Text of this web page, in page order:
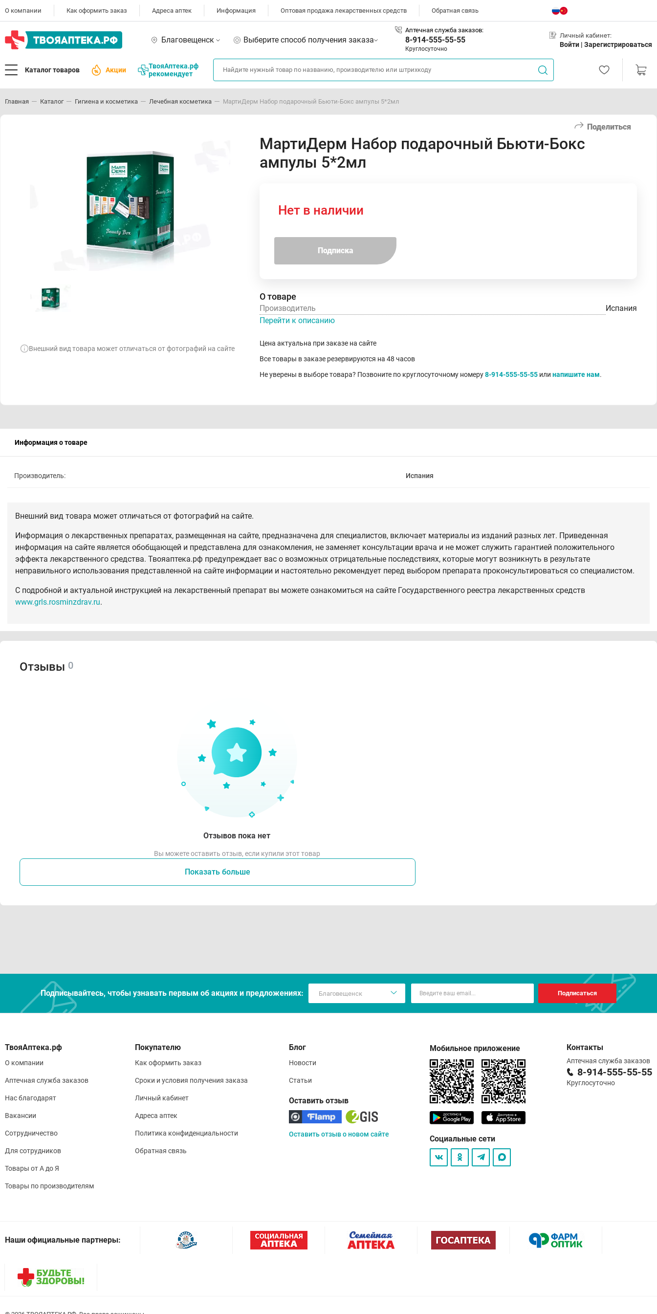
О компании Как оформить заказ Адреса аптек Информация Оптовая продажа лекарственных средств Обратная связь
Благовещенск Выберите способ получения заказа
Аптечная служба заказов:
8-914-555-55-55
Круглосуточно
Личный кабинет:
Войти | Зарегистрироваться
Каталог товаров Акции
ТвояАптека.рф
рекомендует
Главная Каталог Гигиена и косметика Лечебная косметика МартиДерм Набор подарочный Бьюти-Бокс ампулы 5*2мл
Поделиться
Внешний вид товара может отличаться от фотографий на сайте
МартиДерм Набор подарочный Бьюти-Бокс
ампулы 5*2мл
Нет в наличии
Подписка
О товаре
Производитель
Испания
Перейти к описанию
Цена актуальна при заказе на сайте
Все товары в заказе резервируются на 48 часов
Не уверены в выборе товара? Позвоните по круглосуточному номеру8-914-555-55-55 или напишите нам.
Информация о товаре
Производитель: Испания
Внешний вид товара может отличаться от фотографий на сайте.
Информация о лекарственных препаратах, размещенная на сайте, предназначена для специалистов, включает материалы из изданий разных лет. Приведенная
информация на сайте является обобщающей и представлена для ознакомления, не заменяет консультации врача и не может служить гарантией положительного
эффекта лекарственного средства. Твояаптека.рф предупреждает вас о возможных отрицательные последствиях, которые могут возникнуть в результате
неправильного использования представленной на сайте информации и настоятельно рекомендует перед выбором препарата проконсультироваться со специалистом.
С подробной и актуальной инструкцией на лекарственный препарат вы можете ознакомиться на сайте Государственного реестра лекарственных средств
www.grls.rosminzdrav.ru.
Отзывы 0
Отзывов пока нет
Вы можете оставить отзыв, если купили этот товар
Показать больше
Подписывайтесь, чтобы узнавать первым об акцияx и предложениях: Подписаться
О компании
Аптечная служба заказов
Нас благодарят
Вакансии
Сотрудничество
Для сотрудников
Товары от А до Я
Товары по производителям
Покупателю
Как оформить заказ
Сроки и условия получения заказа
Личный кабинет
Адреса аптек
Политика конфиденциальности
Обратная связь
Блог
Новости
Статьи
Оставить отзыв
Оставить отзыв о новом сайте
Мобильное приложение
Социальные сети
Контакты
Аптечная служба заказов
8-914-555-55-55
Круглосуточно
Наши официальные партнеры: